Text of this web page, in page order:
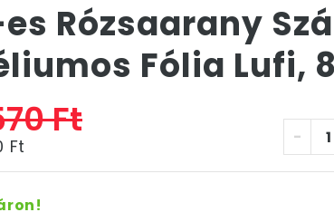
Rózsaarany
Fólia Lufi,
Ft
Ft -